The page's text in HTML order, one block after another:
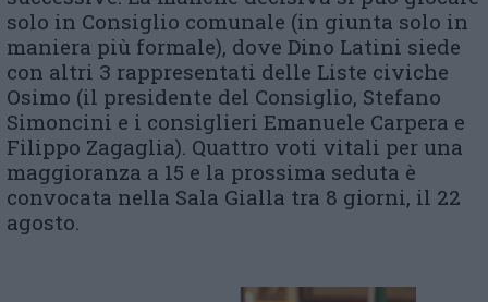
solo in Consiglio comunale (in giunta solo in
maniera più formale), dove Dino Latini siede
con altri 3 rappresentati delle Liste civiche
Osimo (il presidente del Consiglio, Stefano
Simoncini e i consiglieri Emanuele Carpera e
Filippo Zagaglia). Quattro voti vitali per una
maggioranza a 15 e la prossima seduta è
convocata nella Sala Gialla tra 8 giorni, il 22
agosto.